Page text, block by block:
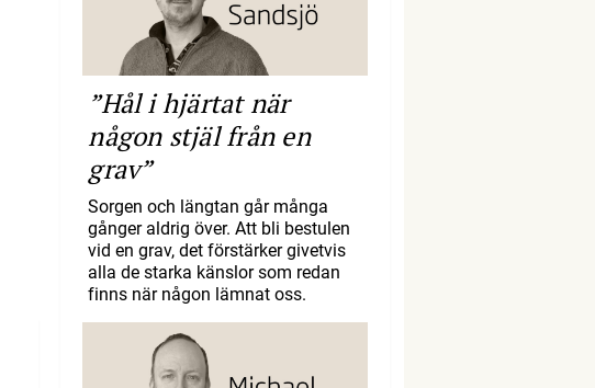
”Hål i hjärtat när
någon stjäl från en
grav”
Sorgen och längtan går många
gånger aldrig över. Att bli bestulen
vid en grav, det förstärker givetvis
alla de starka känslor som redan
finns när någon lämnat oss.